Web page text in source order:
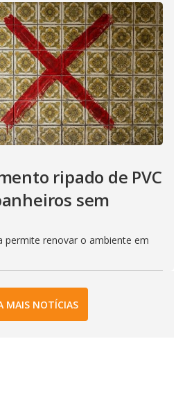
ripado de PVC
sem
permite renovar o ambiente em
MAIS NOTÍCIAS